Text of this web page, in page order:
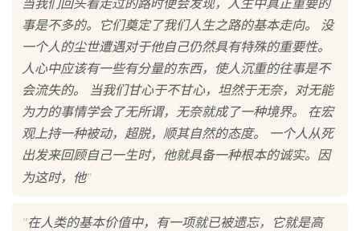
当我们回头看走过的路时便会发现，人生中真正重要的
事是不多的。它们奠定了我们人生之路的基本走向。 没
一个人的尘世遭遇对于他自己仍然具有特殊的重要性。
人心中应该有一些有分量的东西，使人沉重的往事是不
会流失的。 当我们甘心于不甘心，坦然于无奈，对无能
为力的事情学会了无所谓，无奈就成了一种境界。 在宏
观上持一种被动，超脱，顺其自然的态度。 一个人从死
出发来回顾自己一生时，他就具备一种根本的诚实。因
为这时，他"
"在人类的基本价值中，有一项就已被遗忘，它就是高